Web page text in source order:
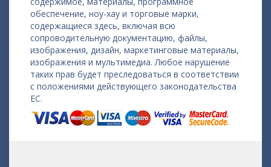
обеспечение, ноу-хау и торговые марки,
содержащиеся здесь, включая всю
сопроводительную документацию, файлы,
изображения, дизайн, маркетинговые материалы,
изображения и мультимедиа. Любое нарушение
таких прав будет преследоваться в соответствии
с положениями действующего законодательства
ЕС.